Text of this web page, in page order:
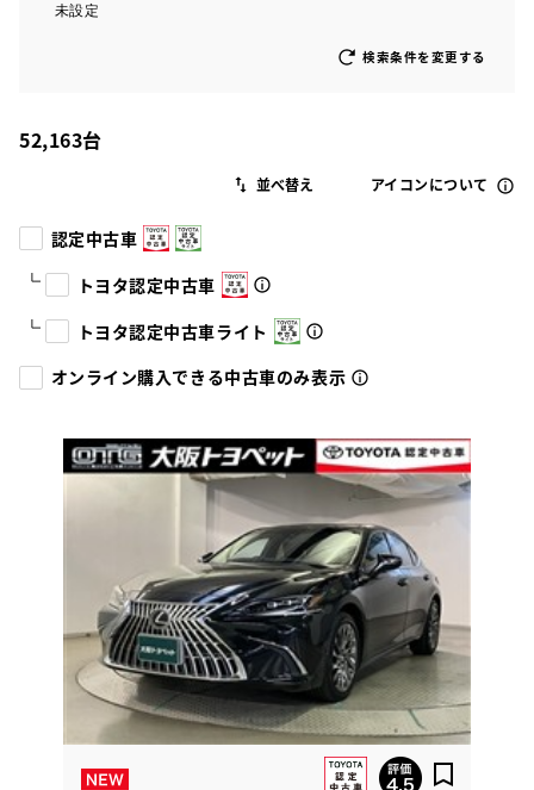
未設定
検索条件を変更する
52,163台
アイコンについて
認定中古車
トヨタ認定中古車
トヨタ認定中古車ライト
オンライン購入できる中古車のみ表示